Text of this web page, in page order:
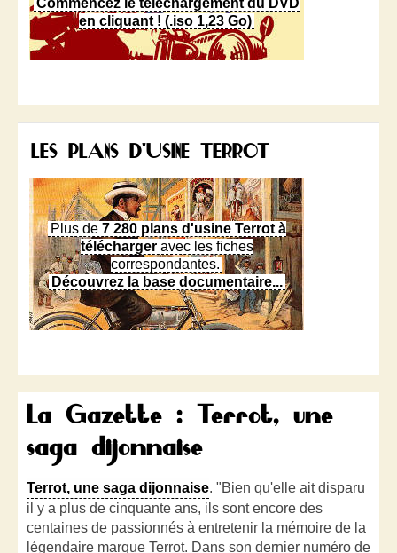
en cliquant ! (.iso 1,23 Go)
LES PLANS D'USINE TERROT
Plus de 7 280 plans d'usine Terrot à
téléchargeravec les fiches
correspondantes.
Découvrez la base documentaire...
La Gazette : Terrot, une
saga dijonnaise
Terrot, une saga dijonnaise. "Bien qu'elle ait disparu
il y a plus de cinquante ans, ils sont encore des
centaines de passionnés à entretenir la mémoire de la
légendaire marque Terrot. Dans son dernier numéro de